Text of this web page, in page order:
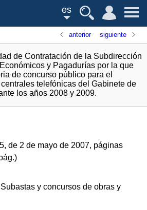
es
anterior siguiente
de Contratación de la Subdirección
y Pagadurías por la que
de concurso público para el
telefónicas del Gabinete de
los años 2008 y 2009.
de 2 de mayo de 2007, páginas
)
y concursos de obras y